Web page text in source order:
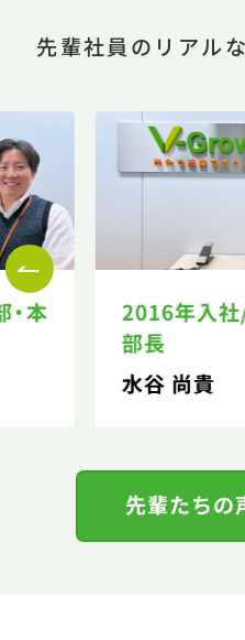
先輩社員のリアル
本
2016年入社
部長
水谷 尚貴
先輩たちの